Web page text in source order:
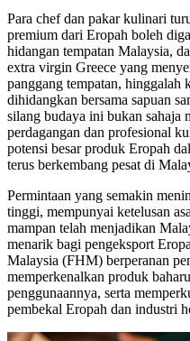
Para chef dan pakar kulinari
premium dari Eropah boleh
hidangan tempatan Malaysia,
extra virgin Greece yang
panggang tempatan, hinggalah
dihidangkan bersama sapuan
silang budaya ini bukan sahaja
perdagangan dan profesional
potensi besar produk Eropah
terus berkembang pesat di
Permintaan yang semakin
tinggi, mempunyai ketelusan
mampan telah menjadikan
menarik bagi pengeksport
Malaysia (FHM) berperanan
memperkenalkan produk
penggunaannya, serta
pembekal Eropah dan industri